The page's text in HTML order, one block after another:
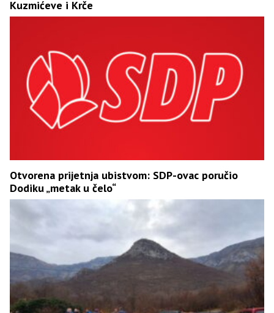
Kuzmićeve i Krče
Otvorena prijetnja ubistvom: SDP-ovac poručio
Dodiku „metak u čelo“